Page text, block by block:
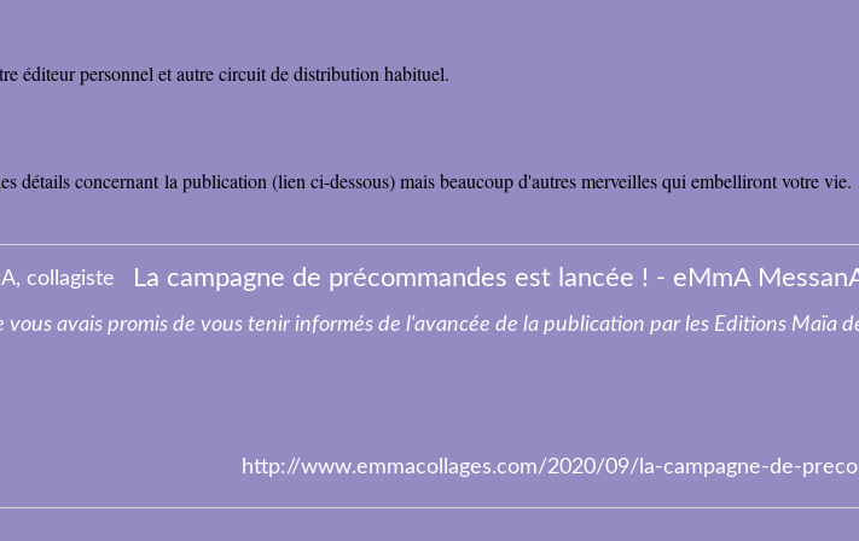
éditeur personnel et autre circuit de distribution habituel.
détails concernant la publication (lien ci-dessous) mais beaucoup d'autres merveilles qui embelliront votre vie.
La campagne de précommandes est lancée ! - eMmA
avais promis de vous tenir informés de l'avancée de la publication par les Editions Maïa
http://www.emmacollages.com/2020/09/la-campagne-de-